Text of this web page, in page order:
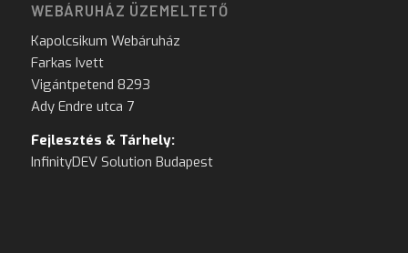
WEBÁRUHÁZ ÜZEMELTETŐ
Kapolcsikum Webáruház
Farkas Ivett
Vigántpetend 8293
Ady Endre utca 7
Fejlesztés & Tárhely:
InfinityDEV Solution Budapest